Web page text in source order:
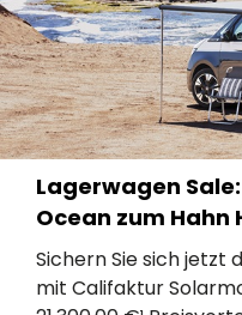
Lagerwagen
Ocean zum Hahn
Sichern Sie sich jetzt
mit Califaktur